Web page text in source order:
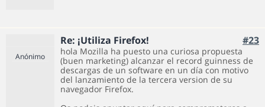
Re: ¡Utiliza Firefox! #23
Anónimo
hola Mozilla ha puesto una curiosa propuesta
(buen marketing) alcanzar el record guinness de
descargas de un software en un día con motivo
del lanzamiento de la tercera version de su
navegador Firefox.